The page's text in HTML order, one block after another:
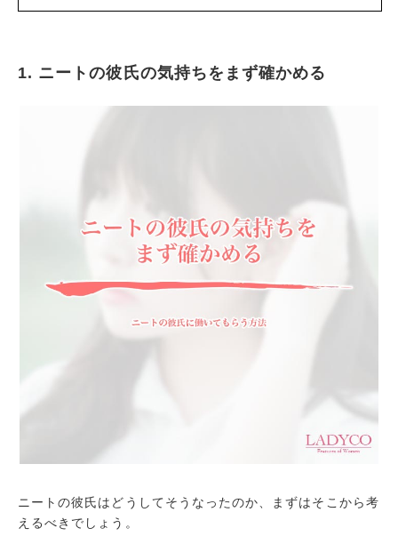
ニートの彼氏の気持ちをまず確かめる
大変な姿を見せる
お金を渡さない
大好きな彼氏に気持ちを伝える
1. ニートの彼氏の気持ちをまず確かめる
ニートの彼氏はどうしてそうなったのか、まずはそこから考
えるべきでしょう。